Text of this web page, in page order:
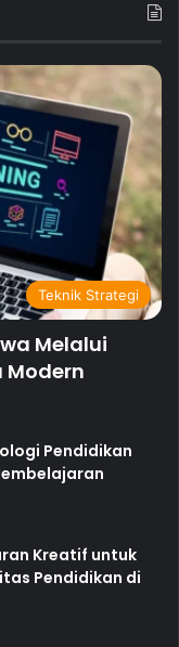
Teknik Strategi
Melalui
Modern
Pendidikan
Kreatif untuk
Pendidikan di